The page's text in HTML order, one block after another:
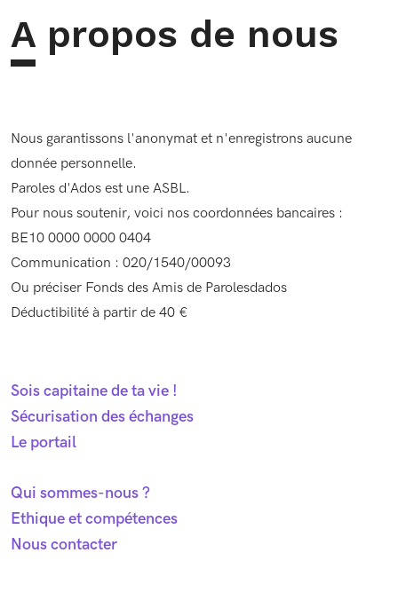
A propos de nous
Nous garantissons l'anonymat et n'enregistrons aucune
donnée personnelle.
Paroles d'Ados est une ASBL.
Pour nous soutenir, voici nos coordonnées bancaires :
BE10 0000 0000 0404
Communication : 020/1540/00093
Ou préciser Fonds des Amis de Parolesdados
Déductibilité à partir de 40 €
Sois capitaine de ta vie !
Sécurisation des échanges
Le portail
Qui sommes-nous ?
Ethique et compétences
Nous contacter